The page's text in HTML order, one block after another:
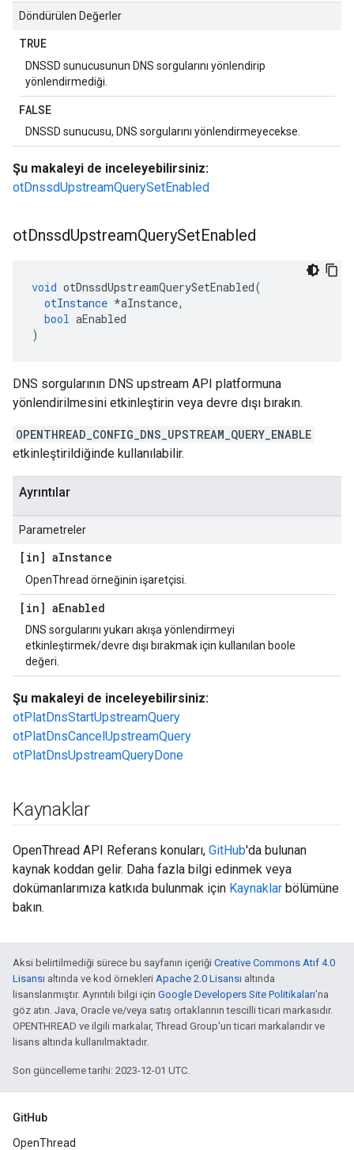
Döndürülen Değerler
TRUE
DNSSD sunucusunun DNS sorgularını yönlendirip
yönlendirmediği.
FALSE
DNSSD sunucusu, DNS sorgularını yönlendirmeyecekse.
Şu makaleyi de inceleyebilirsiniz:
otDnssdUpstreamQuerySetEnabled
otDnssdUpstreamQuerySetEnabled
void otDnssdUpstreamQuerySetEnabled(
otInstance *aInstance,
bool aEnabled
)
DNS sorgularının DNS upstream API platformuna
yönlendirilmesini etkinleştirin veya devre dışı bırakın.
OPENTHREAD_CONFIG_DNS_UPSTREAM_QUERY_ENABLE
etkinleştirildiğinde kullanılabilir.
Ayrıntılar
Parametreler
[in] aInstance
OpenThread örneğinin işaretçisi.
[in] aEnabled
DNS sorgularını yukarı akışa yönlendirmeyi
etkinleştirmek/devre dışı bırakmak için kullanılan boole
değeri.
Şu makaleyi de inceleyebilirsiniz:
otPlatDnsStartUpstreamQuery
otPlatDnsCancelUpstreamQuery
otPlatDnsUpstreamQueryDone
Kaynaklar
OpenThread API Referans konuları, GitHub'da bulunan
kaynak koddan gelir. Daha fazla bilgi edinmek veya
dokümanlarımıza katkıda bulunmak için Kaynaklar bölümüne
bakın.
Aksi belirtilmediği sürece bu sayfanın içeriği Creative Commons Atıf 4.0
Lisansı altında ve kod örnekleri Apache 2.0 Lisansı altında
lisanslanmıştır. Ayrıntılı bilgi için Google Developers Site Politikaları'na
göz atın. Java, Oracle ve/veya satış ortaklarının tescilli ticari markasıdır.
OPENTHREAD ve ilgili markalar, Thread Group'un ticari markalarıdır ve
lisans altında kullanılmaktadır.
Son güncelleme tarihi: 2023-12-01 UTC.
GitHub
OpenThread